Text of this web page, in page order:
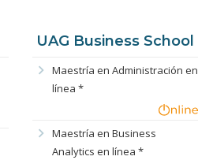
UAG Business School
chevron_right
Maestría en Administración en
línea *
chevron_right
Maestría en Business
Analytics en línea *